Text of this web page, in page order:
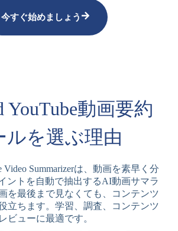
今すぐ始めましょう
YouTube動画要約
ルを選ぶ理由
Video Summarizerは、動画を素早く分
ントを自動で抽出するAI動画サマラ
を最後まで見なくても、コンテンツ
立ちます。学習、調査、コンテンツ
レビューに最適です。